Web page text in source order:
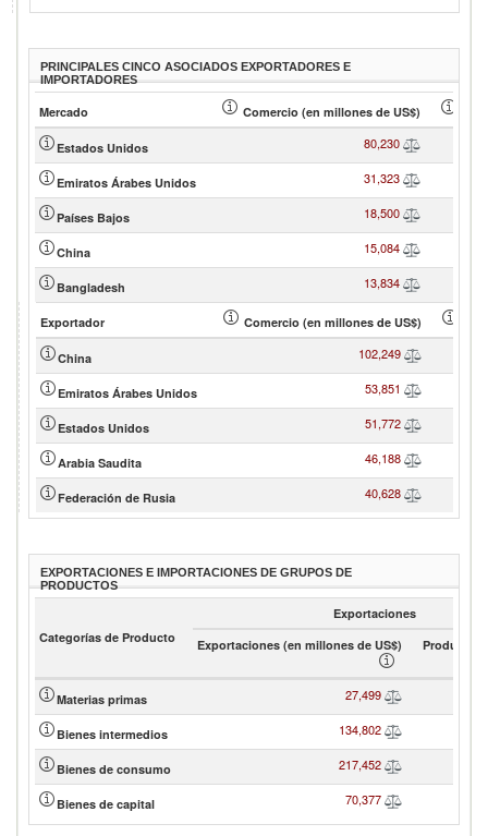
PRINCIPALES CINCO ASOCIADOS EXPORTADORES E
IMPORTADORES
Mercado Comercio (en millones de US$)
Estados Unidos 80,230
Emiratos Árabes Unidos 31,323
Países Bajos 18,500
China 15,084
Bangladesh 13,834
Exportador Comercio (en millones de US$)
China 102,249
Emiratos Árabes Unidos 53,851
Estados Unidos 51,772
Arabia Saudita 46,188
Federación de Rusia 40,628
EXPORTACIONES E IMPORTACIONES DE GRUPOS DE
PRODUCTOS
Categorías de Producto
Exportaciones
Exportaciones (en millones de US$)
Product
Materias primas 27,499
Bienes intermedios 134,802
Bienes de consumo 217,452
Bienes de capital 70,377